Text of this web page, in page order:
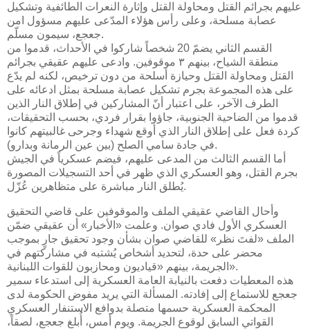
عليهم بجرائم القتل ومحاولة القتل وإثارة النعرات الطائفية وتشكيل
عصابة مسلحة، وعلى رأس هؤلاء المدّعى عليهم مسؤول امن
جعجع، سيمون مسلّم.
القسم الثاني يضمّ 20 شخصاً شاركوا في الأحداث، قدموا من
منطقة الشياح، بينهم ٣ موقوفين. وادعى عليهم عقيقي بجرائم
القتل ومحاولة القتل وحيازة أسلحة من دون ترخيص، لكنه لم يدّع
على هذه المجموعة بجرم تشكيل عصابة مسلحة بمثل ادعائه على
الطرف الآخر، على اعتبار أنّ المشاركين في إطلاق النار الذين
قدموا من الضاحية الجنوبية، جاؤوا بقرار فردي، بحسب التحقيقات،
كردة فعل على إطلاق النار الذي أوقع شهداء وجرحى غالبيتهم كانوا
في جادة سامي الصلح (بين عين الرمانة وبدارو).
أما القسم الثالث من المدعى عليهم، فيضم عسكرياً في الجيش
بجرم القتل، وهو العسكري الذي ظهر في أحد التسجيلات المصورة
يُطلق النار مباشرة على متظاهرين عُزّل.
وأحال القاضي عقيقي الملف والموقوفين على قاضي التحقيق
العسكري الأول فادي صوان. وعلمت «الأخبار» أن عقيقي ضمّن
الملف «لفتَ نظر» للقاضي صوان بشأن وجود تحقيق جارٍ بموجب
محضر على حدة، لتحديد أشخاص يُشتبه في مشاركتهم في
الجريمة، بينهم «قياديون ومحازبون للقوات اللبنانية».
هذه المعطيات دفعت بالنيابة العامة العسكرية إلى استدعاء سمير
جعجع للاستماع إلى إفادته. المسألة التي يريد مفوض الحكومة لدى
المحكمة العسكرية حسمها متصلة بدوافع الاستنفار العسكري
القواتي السابق لوقوع الجريمة. ويوم أمس، أُبلغ جعجع، لصقاً،